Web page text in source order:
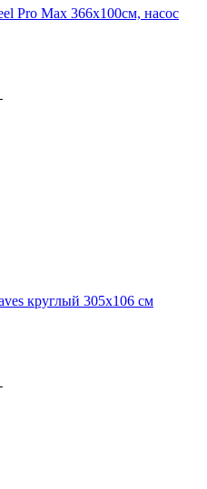
Pro Max 366х100см, насос
круглый 305х106 см